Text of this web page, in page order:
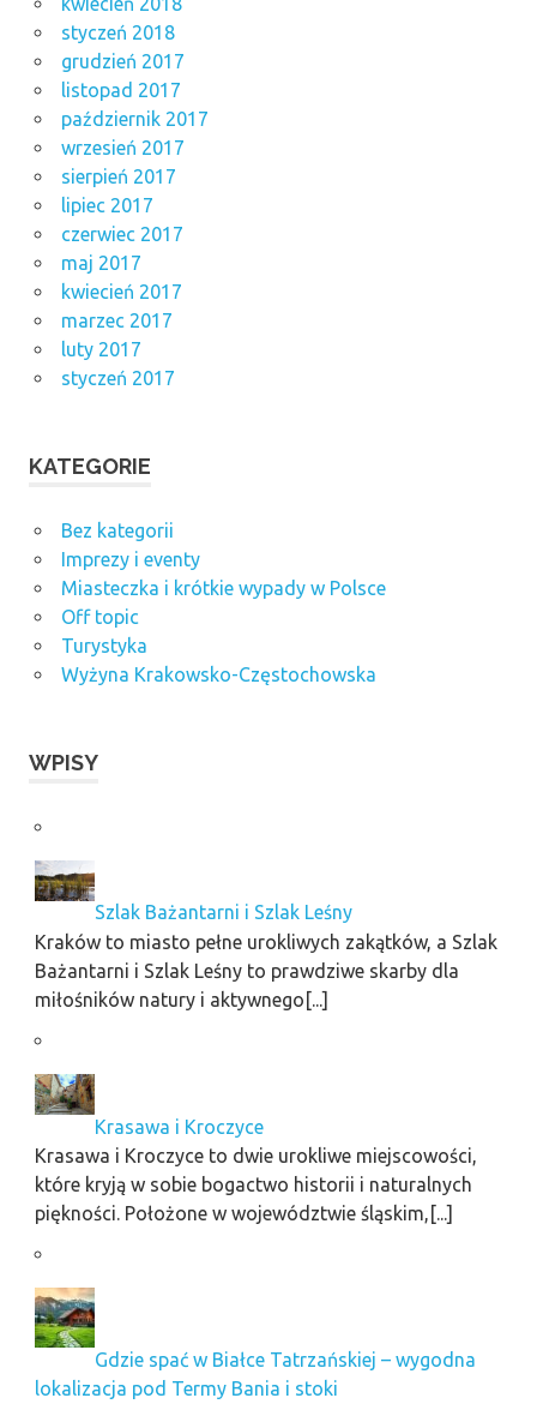
styczeń 2018
grudzień 2017
listopad 2017
październik 2017
wrzesień 2017
sierpień 2017
lipiec 2017
czerwiec 2017
maj 2017
kwiecień 2017
marzec 2017
luty 2017
styczeń 2017
KATEGORIE
Bez kategorii
Imprezy i eventy
Miasteczka i krótkie wypady w Polsce
Off topic
Turystyka
Wyżyna Krakowsko-Częstochowska
WPISY
Szlak Bażantarni i Szlak Leśny
Kraków to miasto pełne urokliwych zakątków, a Szlak
Bażantarni i Szlak Leśny to prawdziwe skarby dla
miłośników natury i aktywnego[...]
Krasawa i Kroczyce
Krasawa i Kroczyce to dwie urokliwe miejscowości,
które kryją w sobie bogactwo historii i naturalnych
piękności. Położone w województwie śląskim,[...]
Gdzie spać w Białce Tatrzańskiej – wygodna
lokalizacja pod Termy Bania i stoki